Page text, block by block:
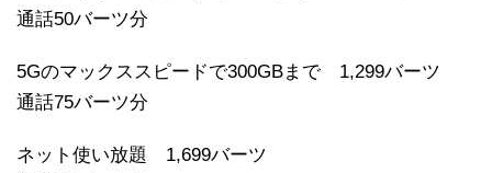
通話50バーツ分
5Gのマックススピードで300GBまで 1,299バーツ
通話75バーツ分
ネット使い放題 1,699バーツ